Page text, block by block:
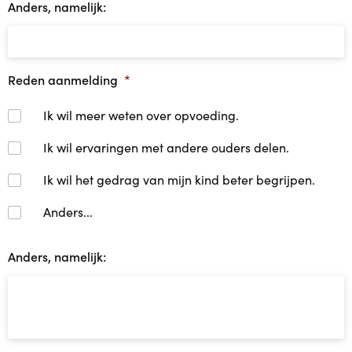
Anders, namelijk:
Reden aanmelding *
Ik wil meer weten over opvoeding.
Ik wil ervaringen met andere ouders delen.
Ik wil het gedrag van mijn kind beter begrijpen.
Anders...
Anders, namelijk: